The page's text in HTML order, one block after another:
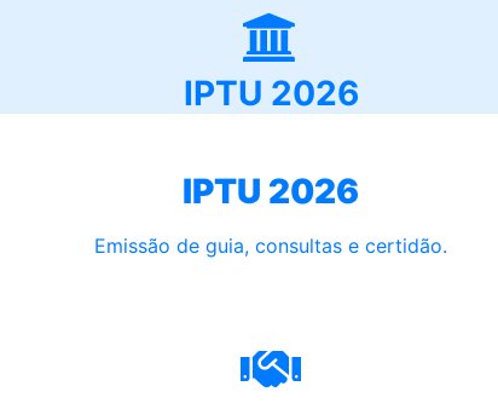
IPTU 2026
IPTU 2026
Emissão de guia, consultas e certidão.